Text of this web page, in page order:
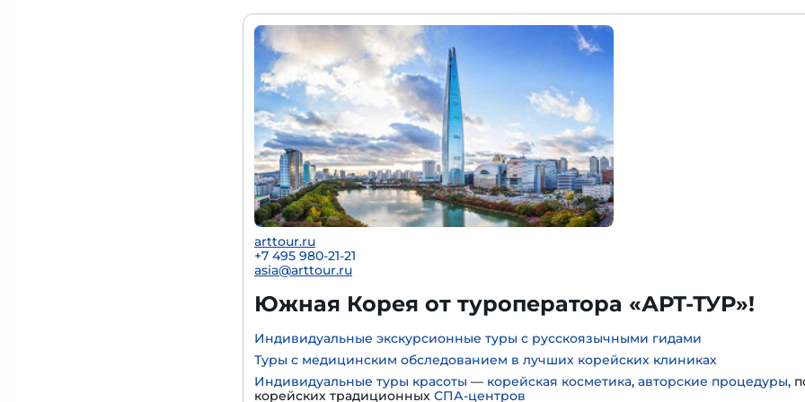
arttour.ru
+7 495 980-21-21
asia@arttour.ru
Южная Корея от туроператора «АРТ-ТУР»!
Индивидуальные экскурсионные туры с русскоязычными гидами
Туры с медицинским обследованием в лучших корейских клиниках
Индивидуальные туры красоты — корейская косметика, авторские процедуры,
корейских традиционных СПА-центров